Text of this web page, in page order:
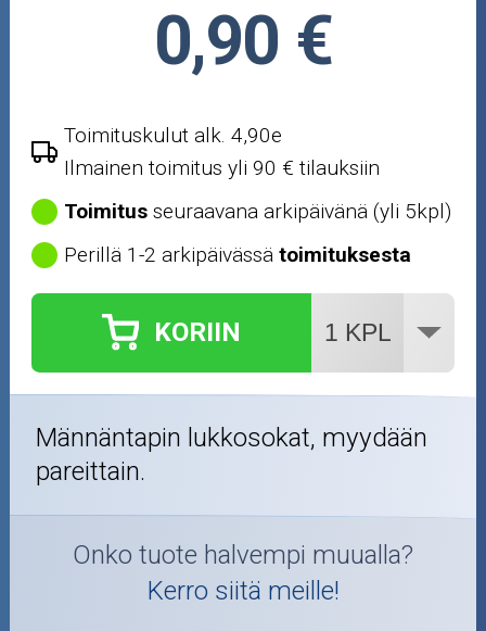
Renkaat ja vanteet
Työkalut
Outlet-tuotteet
0,90 €
Toimituskulut alk. 4,90e
Ilmainen toimitus yli 90 € tilauksiin
Toimitus seuraavana arkipäivänä (yli 5kpl)
Perillä 1-2 arkipäivässätoimituksesta
KORIIN
Männäntapin lukkosokat, myydään
pareittain.
Onko tuote halvempi muualla?
Kerro siitä meille!